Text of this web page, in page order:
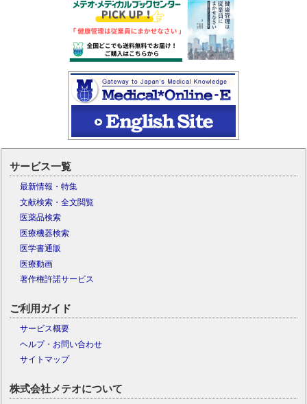
サービス一覧
最新情報・特集
文献検索・全文閲覧
医薬品検索
医療機器検索
医学書通販
医療動画
著作権許諾サービス
ご利用ガイド
サービス概要
ヘルプ・お問い合わせ
サイトマップ
株式会社メテオについて